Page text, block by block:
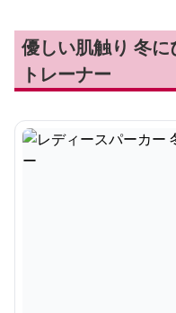
優しい肌触り 冬
トレーナー